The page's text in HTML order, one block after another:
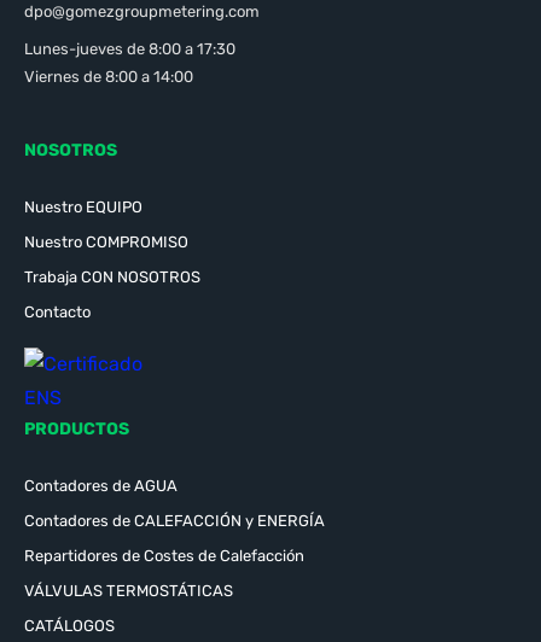
NOSOTROS
Nuestro EQUIPO
Nuestro COMPROMISO
Trabaja CON NOSOTROS
Contacto
PRODUCTOS
Contadores de AGUA
Contadores de CALEFACCIÓN y ENERGÍA
Repartidores de Costes de Calefacción
VÁLVULAS TERMOSTÁTICAS
CATÁLOGOS
dpo@gomezgroupmetering.com
Lunes-jueves de 8:00 a 17:30
Viernes de 8:00 a 14:00